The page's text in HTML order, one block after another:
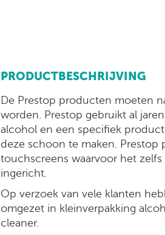
PRODUCTBESCHRIJVING
De Prestop producten moeten
worden. Prestop gebruikt al
alcohol en een specifiek
deze schoon te maken. Prestop
touchscreens waarvoor het zelfs
ingericht.
Op verzoek van vele klanten
omgezet in kleinverpakking
cleaner.